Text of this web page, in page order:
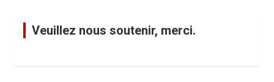
Veuillez nous soutenir, merci.